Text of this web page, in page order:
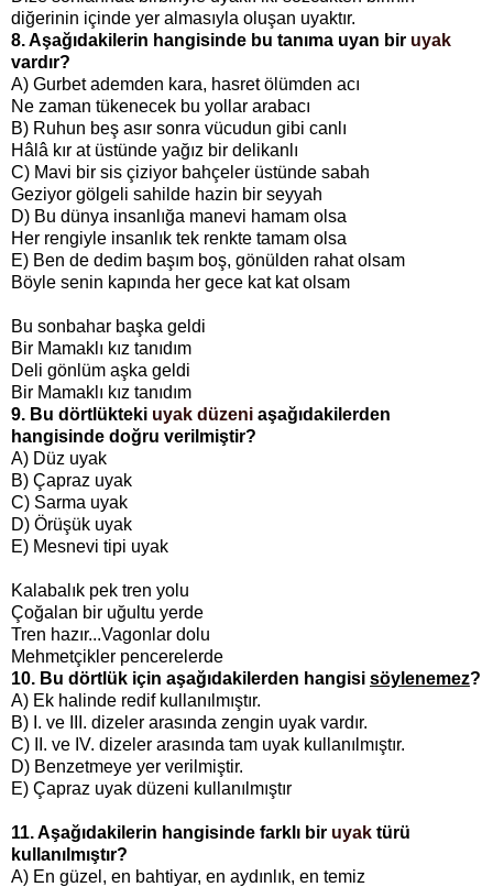
diğerinin içinde yer almasıyla oluşan uyaktır.
8. Aşağıdakilerin hangisinde bu tanıma uyan bir uyak
vardır?
A) Gurbet ademden kara, hasret ölümden acı
Ne zaman tükenecek bu yollar arabacı
B) Ruhun beş asır sonra vücudun gibi canlı
Hâlâ kır at üstünde yağız bir delikanlı
C) Mavi bir sis çiziyor bahçeler üstünde sabah
Geziyor gölgeli sahilde hazin bir seyyah
D) Bu dünya insanlığa manevi hamam olsa
Her rengiyle insanlık tek renkte tamam olsa
E) Ben de dedim başım boş, gönülden rahat olsam
Böyle senin kapında her gece kat kat olsam
Bu sonbahar başka geldi
Bir Mamaklı kız tanıdım
Deli gönlüm aşka geldi
Bir Mamaklı kız tanıdım
9. Bu dörtlükteki uyak düzeni aşağıdakilerden
hangisinde doğru verilmiştir?
A) Düz uyak
B) Çapraz uyak
C) Sarma uyak
D) Örüşük uyak
E) Mesnevi tipi uyak
Kalabalık pek tren yolu
Çoğalan bir uğultu yerde
Tren hazır...Vagonlar dolu
Mehmetçikler pencerelerde
10. Bu dörtlük için aşağıdakilerden hangisi söylenemez?
A) Ek halinde redif kullanılmıştır.
B) I. ve III. dizeler arasında zengin uyak vardır.
C) II. ve IV. dizeler arasında tam uyak kullanılmıştır.
D) Benzetmeye yer verilmiştir.
E) Çapraz uyak düzeni kullanılmıştır
11. Aşağıdakilerin hangisinde farklı bir uyak türü
kullanılmıştır?
A) En güzel, en bahtiyar, en aydınlık, en temiz